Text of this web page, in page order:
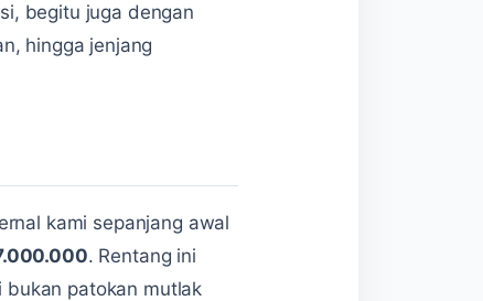
begitu juga dengan
hingga jenjang
kami sepanjang awal
. Rentang ini
bukan patokan mutlak